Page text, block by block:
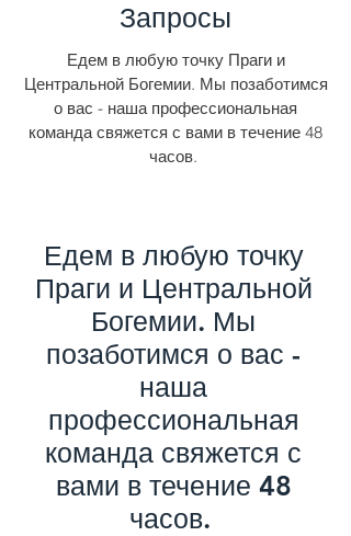
Запросы
Едем в любую точку Праги и
Центральной Богемии. Мы позаботимся
о вас - наша профессиональная
команда свяжется с вами в течение 48
часов.
Едем в любую точку
Праги и Центральной
Богемии. Мы
позаботимся о вас -
наша
профессиональная
команда свяжется с
вами в течение 48
часов.